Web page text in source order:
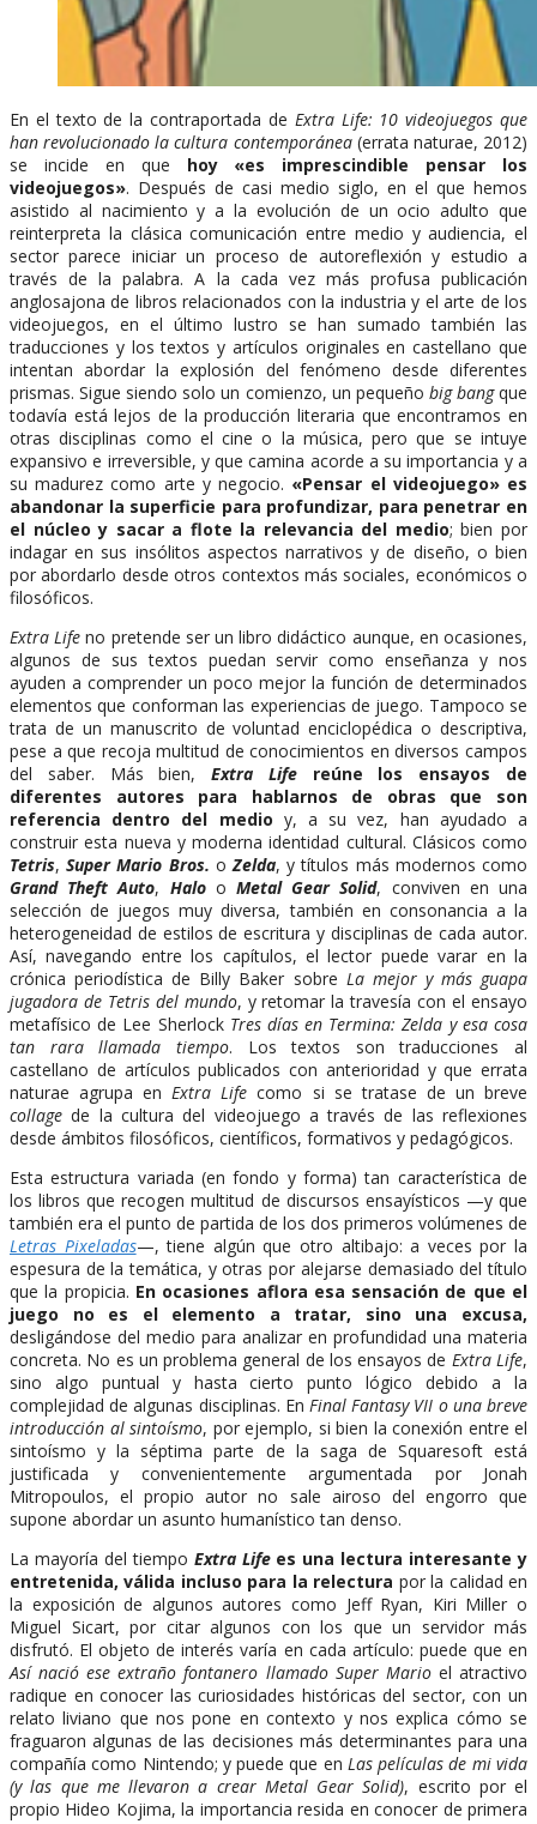
En el texto de la contraportada de Extra Life: 10 videojuegos que
han revolucionado la cultura contemporánea(errata naturae, 2012)
se incide en que hoy «es imprescindible pensar los
videojuegos». Después de casi medio siglo, en el que hemos
asistido al nacimiento y a la evolución de un ocio adulto que
reinterpreta la clásica comunicación entre medio y audiencia, el
sector parece iniciar un proceso de autoreflexión y estudio a
través de la palabra. A la cada vez más profusa publicación
anglosajona de libros relacionados con la industria y el arte de los
videojuegos, en el último lustro se han sumado también las
traducciones y los textos y artículos originales en castellano que
intentan abordar la explosión del fenómeno desde diferentes
prismas. Sigue siendo solo un comienzo, un pequeño big bangque
todavía está lejos de la producción literaria que encontramos en
otras disciplinas como el cine o la música, pero que se intuye
expansivo e irreversible, y que camina acorde a su importancia y a
su madurez como arte y negocio. «Pensar el videojuego» es
abandonar la superficie para profundizar, para penetrar en
el núcleo y sacar a flote la relevancia del medio; bien por
indagar en sus insólitos aspectos narrativos y de diseño, o bien
por abordarlo desde otros contextos más sociales, económicos o
filosóficos.
Extra Life no pretende ser un libro didáctico aunque, en ocasiones,
algunos de sus textos puedan servir como enseñanza y nos
ayuden a comprender un poco mejor la función de determinados
elementos que conforman las experiencias de juego. Tampoco se
trata de un manuscrito de voluntad enciclopédica o descriptiva,
pese a que recoja multitud de conocimientos en diversos campos
del saber. Más bien,Extra Lifereúne los ensayos de
diferentes autores para hablarnos de obras que son
referencia dentro del medio y, a su vez, han ayudado a
construir esta nueva y moderna identidad cultural. Clásicos como
Tetris,Super Mario Bros. oZelda, y títulos más modernos como
Grand Theft Auto, HalooMetal Gear Solid, conviven en una
selección de juegos muy diversa, también en consonancia a la
heterogeneidad de estilos de escritura y disciplinas de cada autor.
Así, navegando entre los capítulos, el lector puede varar en la
crónica periodística de Billy Baker sobre La mejor y más guapa
jugadora de Tetris del mundo, y retomar la travesía con el ensayo
metafísico de Lee Sherlock Tres días en Termina: Zelda y esa cosa
tan rara llamada tiempo. Los textos son traducciones al
castellano de artículos publicados con anterioridad y que errata
naturae agrupa en Extra Life como si se tratase de un breve
collage de la cultura del videojuego a través de las reflexiones
desde ámbitos filosóficos, científicos, formativos y pedagógicos.
Esta estructura variada (en fondo y forma) tan característica de
los libros que recogen multitud de discursos ensayísticos —y que
también era el punto de partida de los dos primeros volúmenes de
Letras Pixeladas—, tiene algún que otro altibajo: a veces por la
espesura de la temática, y otras por alejarse demasiado del título
que la propicia. En ocasiones aflora esa sensación de que el
juego no es el elemento a tratar, sino una excusa,
desligándose del medio para analizar en profundidad una materia
concreta. No es un problema general de los ensayos de Extra Life,
sino algo puntual y hasta cierto punto lógico debido a la
complejidad de algunas disciplinas. En Final Fantasy VII o una breve
introducción al sintoísmo, por ejemplo, si bien la conexión entre el
sintoísmo y la séptima parte de la saga de Squaresoft está
justificada y convenientemente argumentada por Jonah
Mitropoulos, el propio autor no sale airoso del engorro que
supone abordar un asunto humanístico tan denso.
La mayoría del tiempo Extra Lifees una lectura interesante y
entretenida, válida incluso para la relectura por la calidad en
la exposición de algunos autores como Jeff Ryan, Kiri Miller o
Miguel Sicart, por citar algunos con los que un servidor más
disfrutó. El objeto de interés varía en cada artículo: puede que en
Así nació ese extraño fontanero llamado Super Mario el atractivo
radique en conocer las curiosidades históricas del sector, con un
relato liviano que nos pone en contexto y nos explica cómo se
fraguaron algunas de las decisiones más determinantes para una
compañía como Nintendo; y puede que en Las películas de mi vida
(y las que me llevaron a crear Metal Gear Solid), escrito por el
propio Hideo Kojima, la importancia resida en conocer de primera